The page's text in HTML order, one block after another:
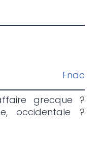
Fnac
grecque ?
occidentale ?